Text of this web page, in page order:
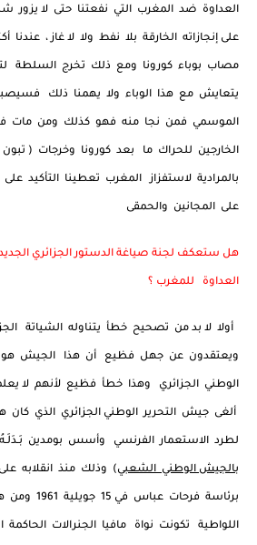
العداوة ضد المغرب التي نفعتنا حتى لا يزور
على إنجازاته الخارقة بلا نفط ولا لا غاز ،
مصاب بوباء كورونا ومع ذلك تخرج السلطة
يتعايش مع هذا الوباء ولا يهمنا ذلك فسيصبح
الموسمي فمن نجا منه فهو كذلك ومن مات
الخارجين للحراك ما بعد كورونا وخرجات (
بالمرادية لاستفزاز المغرب تعطينا التأكيد
على المجانين والحمقى
العداوة للمغرب ؟
أولا لا بد من تصحيح خطأ يتناوله الشياتة
ويعتقدون عن جهل فظيع أن هذا الجيش هو
الوطني الجزائري وهذا خطأ فظيع لأنهم لا
ألغى جيش التحرير الوطني الجزائري الذي
لطرد الاستعمار الفرنسي وأسس بومدين
بالجيش الوطني الشعبي) وذلك منذ انقلابه
برئاسة
اللواطية تكونت نواة مافيا الجنرالات الحاكمة